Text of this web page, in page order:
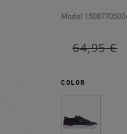
Model
64,95 €
COLOR